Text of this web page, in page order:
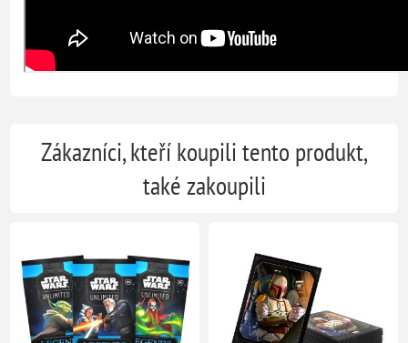
Zákazníci, kteří koupili tento produkt,
také zakoupili